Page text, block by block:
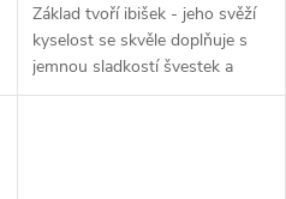
Základ tvoří ibišek - jeho svěží
kyselost se skvěle doplňuje s
jemnou sladkostí švestek a
mandarinek.